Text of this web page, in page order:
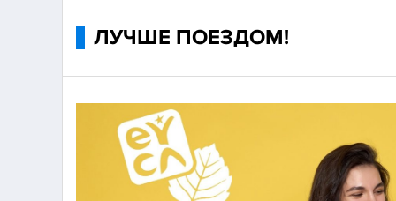
ЛУЧШЕ ПОЕЗДОМ!